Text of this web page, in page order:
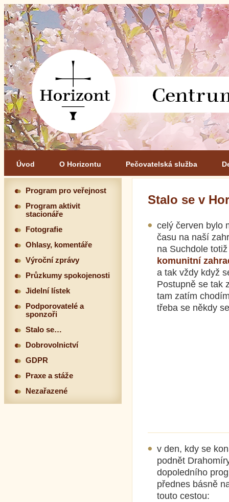
Úvod O Horizontu Pečovatelská služba
Stalo se v
celý červen bylo
času na naší
na Suchdole
komunitní
a tak vždy když
Postupně se tak
tam zatím
třeba se někdy
v den, kdy se
podnět
dopoledního
přednes básně
touto cestou:
Program pro veřejnost
Program aktivit
stacionáře
Fotografie
Ohlasy, komentáře
Výroční zprávy
Průzkumy spokojenosti
Jidelní lístek
Podporovatelé a
sponzoři
Stalo se…
Dobrovolnictví
GDPR
Praxe a stáže
Nezařazené